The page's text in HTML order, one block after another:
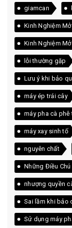
giamcan
Kinh Nghiệm Mở
Kinh Nghiệm Mở
lỗi thường gặp
Lưu ý khi bảo
máy ép trái cây
máy pha cà phê
máy xay sinh tố
nguyên chất
Những Điều Chú
nhượng quyền
Sai lầm khi bảo
Sử dụng máy